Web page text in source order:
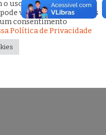
uso de TODOS os
visitar "Configurações
consentimento
Política de Privacidade